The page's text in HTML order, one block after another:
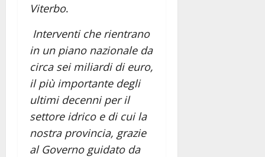
Viterbo.
Interventi che rientrano
in un piano nazionale da
circa sei miliardi di euro,
il più importante degli
ultimi decenni per il
settore idrico e di cui la
nostra provincia, grazie
al Governo guidato da